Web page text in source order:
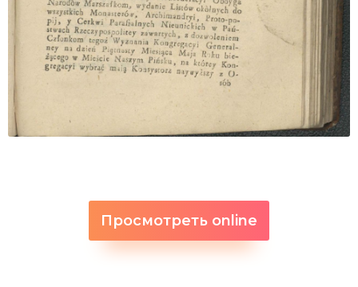
Просмотреть online